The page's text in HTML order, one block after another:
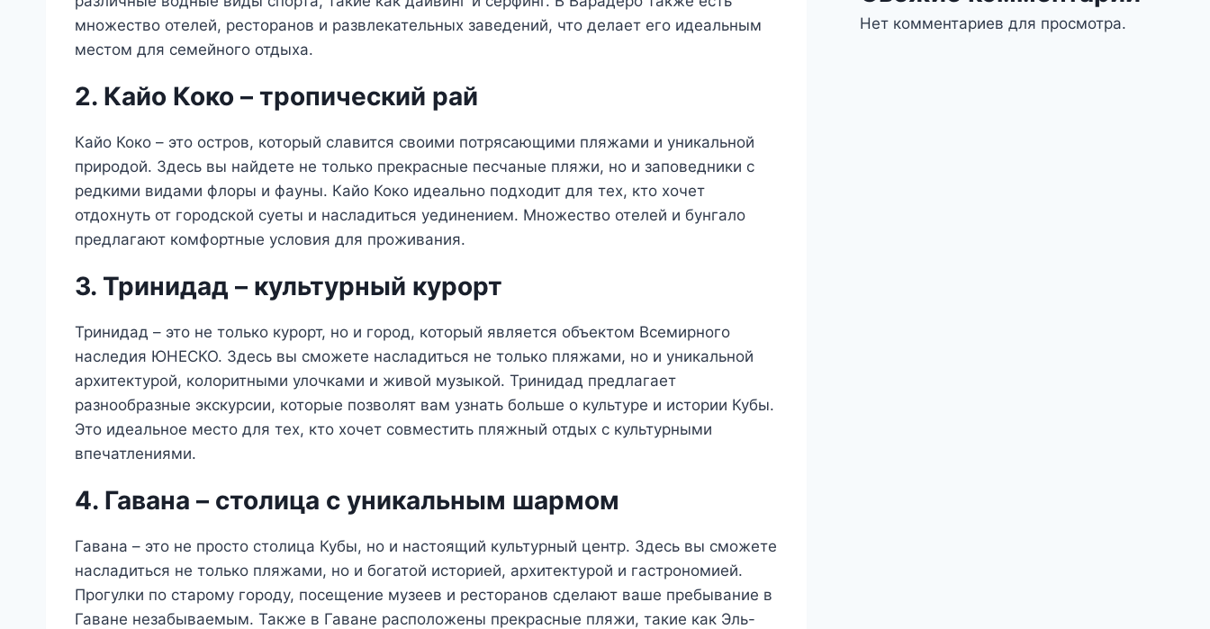
множество отелей, ресторанов и развлекательных заведений, что делает его идеальным
местом для семейного отдыха.
2. Кайо Коко – тропический рай
Кайо Коко – это остров, который славится своими потрясающими пляжами и уникальной
природой. Здесь вы найдете не только прекрасные песчаные пляжи, но и заповедники с
редкими видами флоры и фауны. Кайо Коко идеально подходит для тех, кто хочет
отдохнуть от городской суеты и насладиться уединением. Множество отелей и бунгало
предлагают комфортные условия для проживания.
3. Тринидад – культурный курорт
Тринидад – это не только курорт, но и город, который является объектом Всемирного
наследия ЮНЕСКО. Здесь вы сможете насладиться не только пляжами, но и уникальной
архитектурой, колоритными улочками и живой музыкой. Тринидад предлагает
разнообразные экскурсии, которые позволят вам узнать больше о культуре и истории Кубы.
Это идеальное место для тех, кто хочет совместить пляжный отдых с культурными
впечатлениями.
4. Гавана – столица с уникальным шармом
Гавана – это не просто столица Кубы, но и настоящий культурный центр. Здесь вы сможете
насладиться не только пляжами, но и богатой историей, архитектурой и гастрономией.
Прогулки по старому городу, посещение музеев и ресторанов сделают ваше пребывание в
Гаване незабываемым. Также в Гаване расположены прекрасные пляжи, такие как Эль-
Нет комментариев для просмотра.